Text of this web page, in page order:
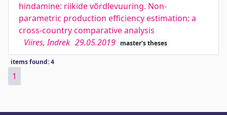
hindamine: riikide võrdlevuuring. Non-
parametric production efficiency estimation: a
cross-country comparative analysis
Viires, Indrek 29.05.2019 master's theses
items found: 4
1